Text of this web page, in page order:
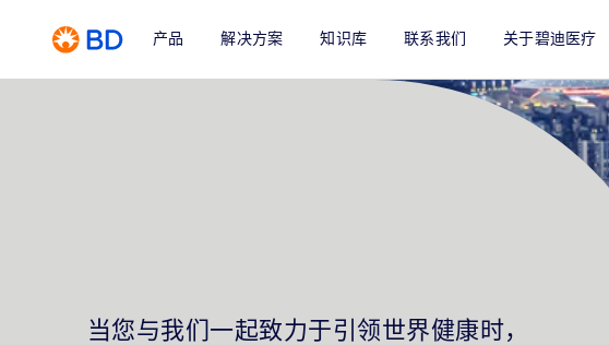
产品 解决方案 知识库 联系我们 关于碧迪医疗
当您与我们一起致力于引领世界健康时，